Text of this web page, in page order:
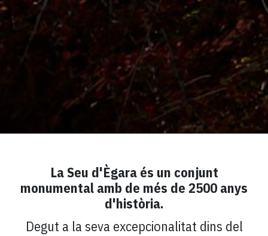
La Seu d'Ègara és un conjunt
monumental amb de més de 2500 anys
d'història.
Degut a la seva excepcionalitat dins del